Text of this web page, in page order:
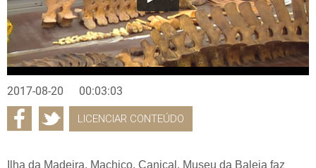
2017-08-20 00:03:03
LICENCIAR CONTEÚDO
Ilha da Madeira, Machico, Caniçal, Museu da Baleia faz